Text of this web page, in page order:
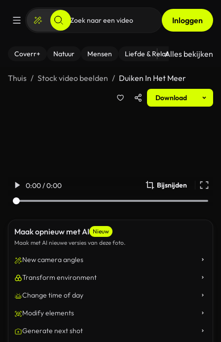
Inloggen
Coverr+ Natuur Mensen Liefde & Relaties - Fitness
Alles bekijken
Thuis Stock video beelden Duiken In Het Meer
Download
0:00 / 0:00 Bijsnijden
Maak opnieuw met AI Nieuw
Maak met AI nieuwe versies van deze foto.
New camera angles
Transform environment
Change time of day
Modify elements
Generate next shot